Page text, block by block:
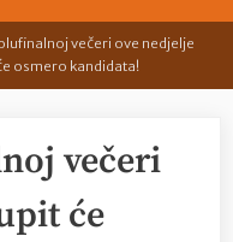
večeri ove nedjelje
osmero kandidata!
večeri
će